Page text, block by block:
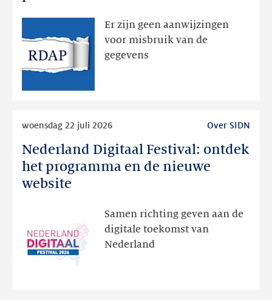
Er zijn geen aanwijzingen
voor misbruik van de
gegevens
bedoeld
zichtbaar
Nederland Digitaal Festival: ontdek
het programma en de nieuwe
website
woensdag 22 juli 2026 Over SIDN
Samen richting geven aan de
digitale toekomst van
Nederland
Nederland
Digitaal
Festival: